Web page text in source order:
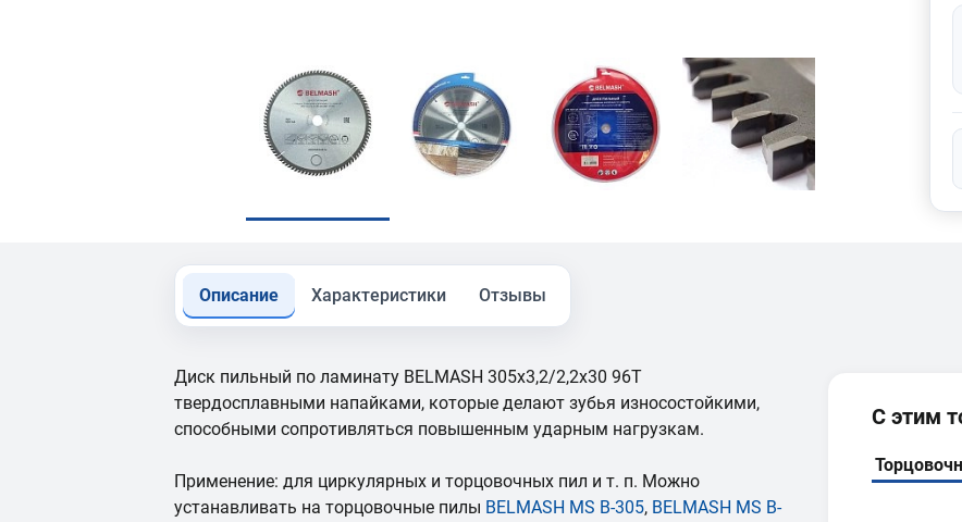
Описание Характеристики Отзывы
Диск пильный по ламинату BELMASH 305x3,2/2,2x30 96T
твердосплавными напайками, которые делают зубья износостойкими,
способными сопротивляться повышенным ударным нагрузкам.
Применение: для циркулярных и торцовочных пил и т. п. Можно
устанавливать на торцовочные пилы BELMASH MS B-305, BELMASH MS B-
С этим